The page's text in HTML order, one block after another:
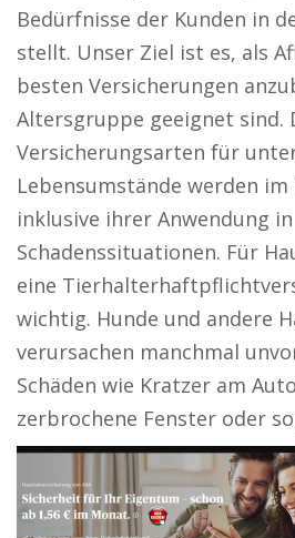
Bedürfnisse der Kunden in
stellt. Unser Ziel ist es, als
besten Versicherungen
Altersgruppe geeignet sind.
Versicherungsarten für
Lebensumstände werden
inklusive ihrer Anwendung in
Schadenssituationen. Für
eine
wichtig. Hunde und andere
verursachen manchmal
Schäden wie Kratzer am
zerbrochene Fenster oder